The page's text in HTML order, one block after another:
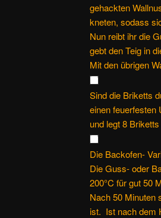
gehackten
kneten, sodass
Nun reibt ihr die
gebt den Teig in
Mit den übrigen
Sind die Briketts
einen feuerfesten
und legt 8
Die Backofen-
Die Guss- oder
200°C für gut 50
Nach 50 Minuten
ist. Ist nach dem